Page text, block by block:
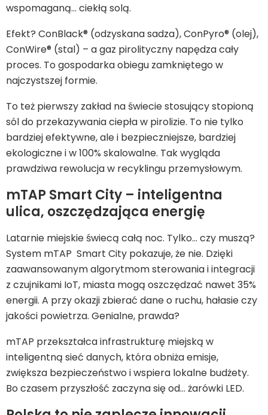
wspomaganą… ciekłą solą.
Efekt? ConBlack® (odzyskana sadza), ConPyro® (olej),
ConWire® (stal) – a gaz pirolityczny napędza cały
proces. To gospodarka obiegu zamkniętego w
najczystszej formie.
To też pierwszy zakład na świecie stosujący stopioną
sól do przekazywania ciepła w pirolizie. To nie tylko
bardziej efektywne, ale i bezpieczniejsze, bardziej
ekologiczne i w 100% skalowalne. Tak wygląda
prawdziwa rewolucja w recyklingu przemysłowym.
mTAP Smart City – inteligentna
ulica, oszczędzająca energię
Latarnie miejskie świecą całą noc. Tylko… czy muszą?
System mTAP Smart City pokazuje, że nie. Dzięki
zaawansowanym algorytmom sterowania i integracji
z czujnikami IoT, miasta mogą oszczędzać nawet 35%
energii. A przy okazji zbierać dane o ruchu, hałasie czy
jakości powietrza. Genialne, prawda?
mTAP przekształca infrastrukturę miejską w
inteligentną sieć danych, która obniża emisje,
zwiększa bezpieczeństwo i wspiera lokalne budżety.
Bo czasem przyszłość zaczyna się od… żarówki LED.